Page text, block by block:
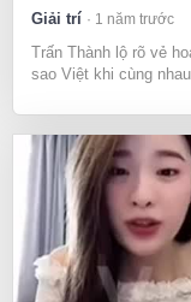
Giải trí 1 năm trước
Trấn Thành lộ rõ vẻ
sao Việt khi cùng